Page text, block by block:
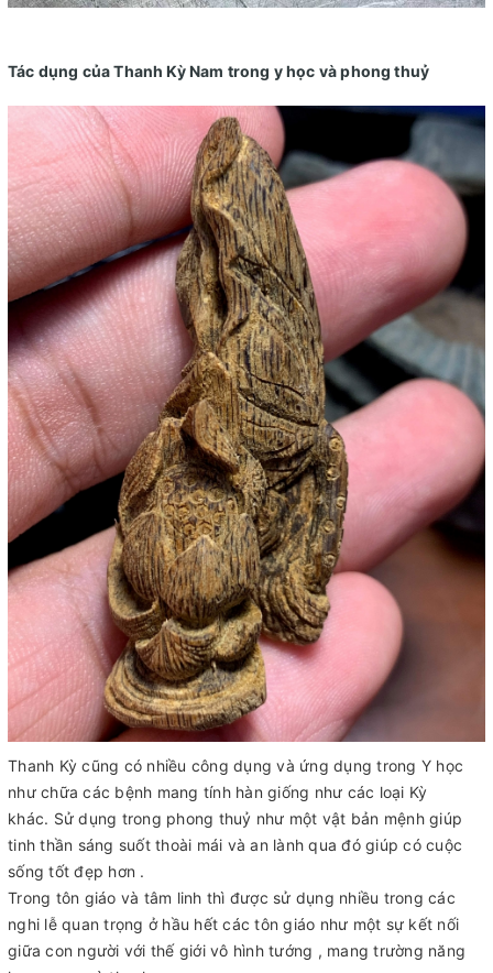
Tác dụng của Thanh Kỳ Nam trong y học và phong thuỷ
Thanh Kỳ cũng có nhiều công dụng và ứng dụng trong Y học
như chữa các bệnh mang tính hàn giống như các loại Kỳ
khác. Sử dụng trong phong thuỷ như một vật bản mệnh giúp
tinh thần sáng suốt thoài mái và an lành qua đó giúp có cuộc
sống tốt đẹp hơn .
Trong tôn giáo và tâm linh thì được sử dụng nhiều trong các
nghi lễ quan trọng ở hầu hết các tôn giáo như một sự kết nối
giữa con người với thế giới vô hình tướng , mang trường năng